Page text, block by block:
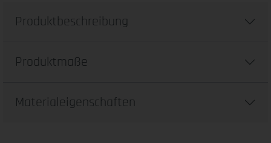
Produktbeschreibung
Produktmaße
Materialeigenschaften